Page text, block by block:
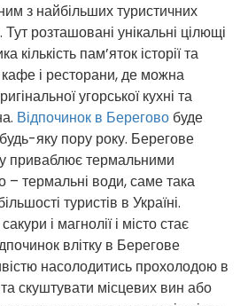
з найбільших туристичних
. Тут розташовані унікальні цілющі
кількість пам’яток історії та
кафе і ресторани, де можна
угорської кухні та
Відпочинок в Берегово буде
яку пору року. Берегове
приваблює термальними
– термальні води, саме така
туристів в Україні.
і магнолії і місто стає
влітку в Берегове
насолодитись прохолодою в
скуштувати місцевих вин або